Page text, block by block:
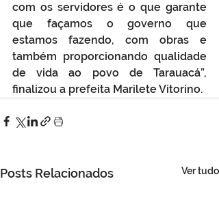
com os servidores é o que garante
que façamos o governo que
estamos fazendo, com obras e
também proporcionando qualidade
de vida ao povo de Tarauacá”,
finalizou a prefeita Marilete Vitorino.
Posts Relacionados Ver tudo